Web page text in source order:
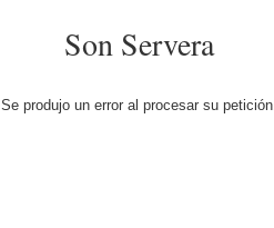
Son Servera
Se produjo un error al procesar su petición.